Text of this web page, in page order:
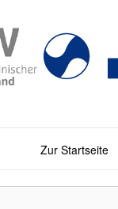
Zur Startseite